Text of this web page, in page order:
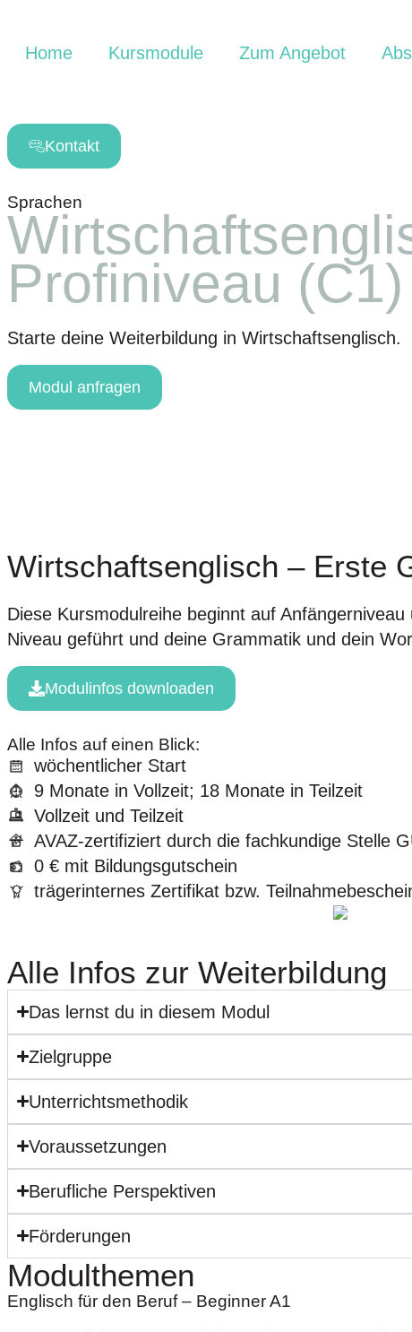
Home Kursmodule Zum Angebot
Kontakt
Sprachen
Profiniveau (C1)
Starte deine Weiterbildung in Wirtschaftsenglisch.
Modul anfragen
Wirtschaftsenglisch – Erste
Diese Kursmodulreihe beginnt auf
Niveau geführt und deine Grammatik und dein
Modulinfos downloaden
Alle Infos auf einen Blick:
wöchentlicher Start
9 Monate in Vollzeit; 18 Monate in Teilzeit
Vollzeit und Teilzeit
AVAZ-zertifiziert durch die fachkundige Stelle
0 € mit Bildungsgutschein
trägerinternes Zertifikat bzw.
Alle Infos zur Weiterbildung
Das lernst du in diesem Modul
Zielgruppe
Unterrichtsmethodik
Voraussetzungen
Berufliche Perspektiven
Förderungen
Modulthemen
Englisch für den Beruf – Beginner A1